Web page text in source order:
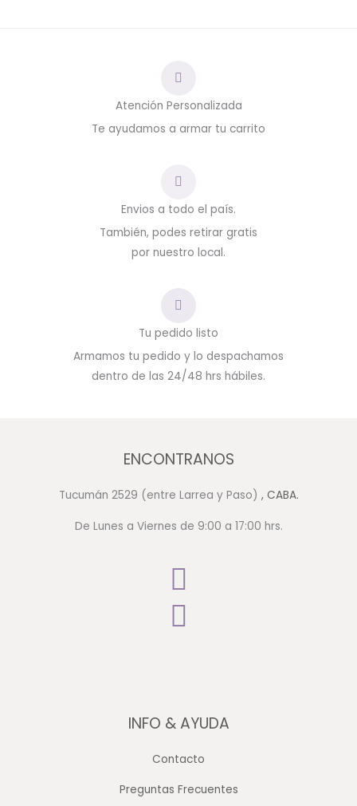
Atención Personalizada
Te ayudamos a armar tu carrito
Envios a todo el país.
También, podes retirar gratis
por nuestro local.
Tu pedido listo
Armamos tu pedido y lo despachamos
dentro de las 24/48 hrs hábiles.
ENCONTRANOS
Tucumán 2529 (entre Larrea y Paso) , CABA.
De Lunes a Viernes de 9:00 a 17:00 hrs.
INFO & AYUDA
Contacto
Preguntas Frecuentes